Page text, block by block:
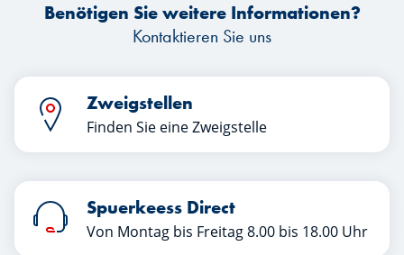
Benötigen Sie weitere Informationen?
Kontaktieren Sie uns
Zweigstellen
Finden Sie eine Zweigstelle
Spuerkeess Direct
Von Montag bis Freitag 8.00 bis 18.00 Uhr